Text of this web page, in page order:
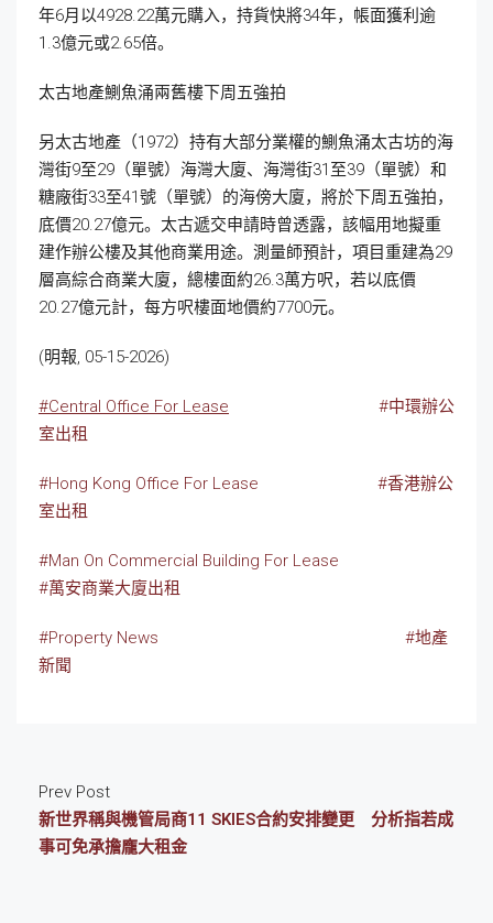
年6月以4928.22萬元購入，持貨快將34年，帳面獲利逾
1.3億元或2.65倍。
太古地產鰂魚涌兩舊樓下周五強拍
另太古地產（1972）持有大部分業權的鰂魚涌太古坊的海
灣街9至29（單號）海灣大廈、海灣街31至39（單號）和
糖廠街33至41號（單號）的海傍大廈，將於下周五強拍，
底價20.27億元。太古遞交申請時曾透露，該幅用地擬重
建作辦公樓及其他商業用途。測量師預計，項目重建為29
層高綜合商業大廈，總樓面約26.3萬方呎，若以底價
20.27億元計，每方呎樓面地價約7700元。
(明報, 05-15-2026)
#Central Office For Lease
#中環辦公
室出租
#Hong Kong Office For Lease
#香港辦公
室出租
#Man On Commercial Building For Lease
#萬安商業大廈出租
#Property News
#地產
新聞
Prev Post
新世界稱與機管局商11 SKIES合約安排變更 分析指若成
事可免承擔龐大租金